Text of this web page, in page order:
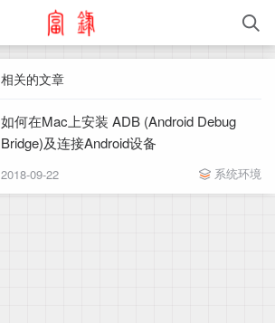
相关的文章
如何在Mac上安装 ADB (Android Debug
Bridge)及连接Android设备
2018-09-22 系统环境